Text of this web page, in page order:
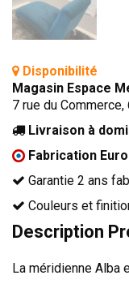
LITS
CADRES DE
TÊTES DE
LITS FIXES
MEUBLES DE
TAPIS
MIROIRS
PETITS
Disponibilité
Magasin Espace
7 rue du
Livraison à
Fabrication
Garantie 2 ans
Couleurs et
Description
La méridienne Alba